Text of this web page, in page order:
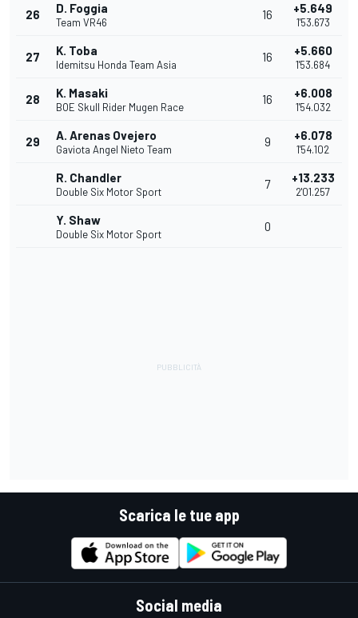
26 D. Foggia
Team VR46
16 +5.649
1'53.673
27 K. Toba
Idemitsu Honda Team Asia
16 +5.660
1'53.684
28 K. Masaki
BOE Skull Rider Mugen Race
16 +6.008
1'54.032
29 A. Arenas Ovejero
Gaviota Angel Nieto Team
9 +6.078
1'54.102
R. Chandler
Double Six Motor Sport
7 +13.233
2'01.257
Y. Shaw
Double Six Motor Sport
0
Scarica le tue app
Social media